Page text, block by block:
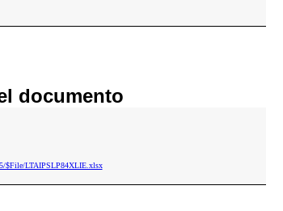
documento
$File/LTAIPSLP84XLIE.xlsx